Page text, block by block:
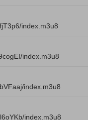
index.m3u8
index.m3u8
index.m3u8
index.m3u8